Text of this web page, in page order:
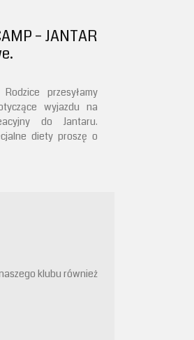
– JANTAR
przesyłamy
wyjazdu na
do Jantaru.
diety proszę o
klubu również